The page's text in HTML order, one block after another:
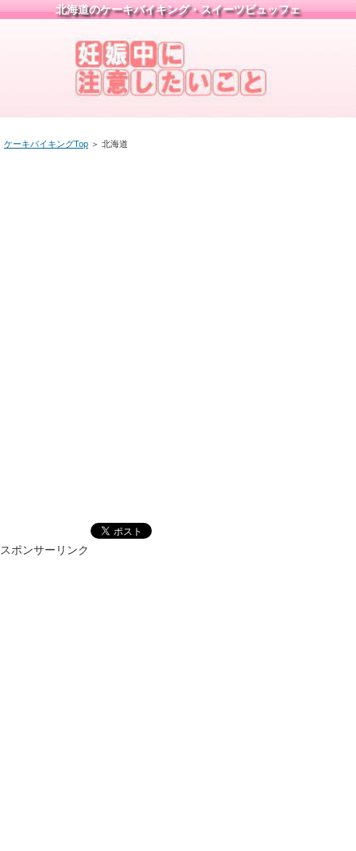
北海道のケーキバイキング・スイーツビュッフェ
ケーキバイキングTop ＞ 北海道
スポンサーリンク